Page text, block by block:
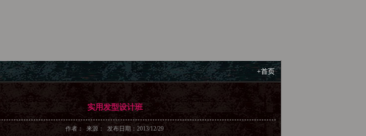
+首页
实用发型设计班
作者： 来源： 发布日期：2013/12/29